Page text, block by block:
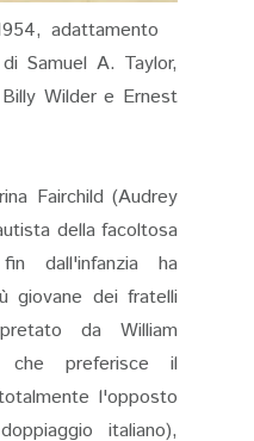
adattamento
Samuel A. Taylor,
Wilder e Ernest
Fairchild (Audrey
della facoltosa
dall'infanzia ha
giovane dei fratelli
da William
che preferisce il
l'opposto
italiano),